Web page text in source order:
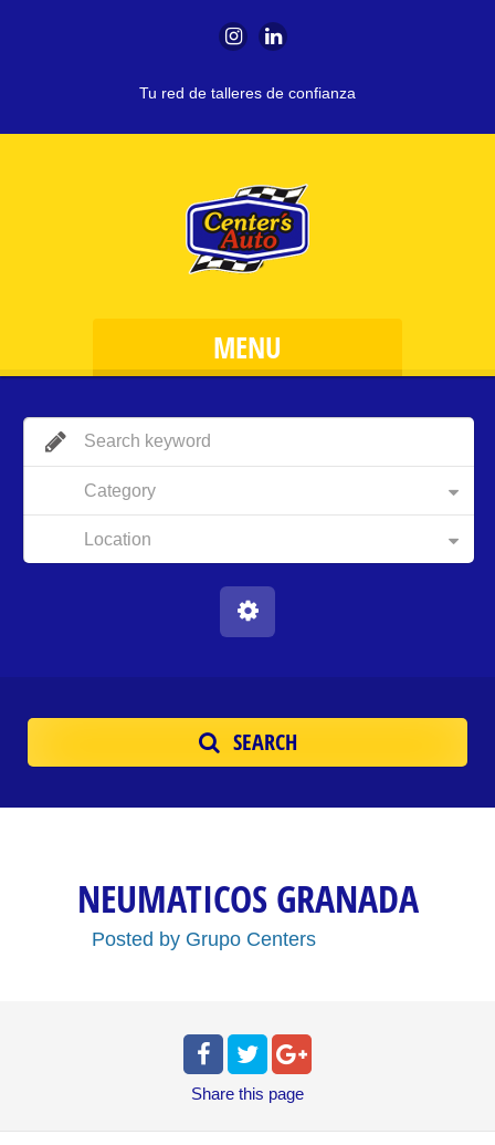
Tu red de talleres de confianza
MENU
Category
Location
SEARCH
NEUMATICOS GRANADA
Posted by Grupo Centers
Share this page